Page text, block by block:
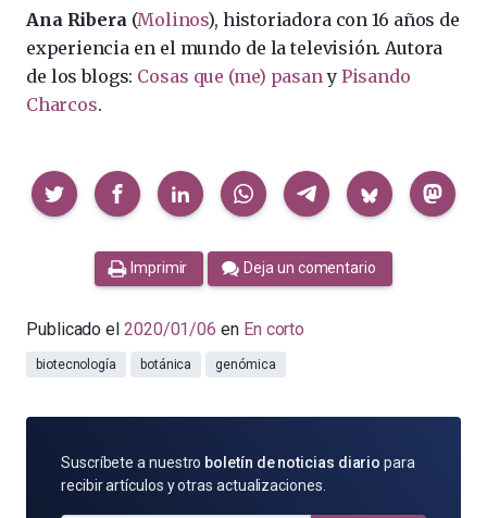
Ana Ribera(Molinos), historiadora con 16 años de
experiencia en el mundo de la televisión. Autora
de los blogs: Cosas que (me) pasany Pisando
Charcos.
Compartir
Imprimir Deja un comentario
Publicado el 2020/01/06 en En corto
biotecnología botánica genómica
SUSCRÍBETE
POR
Suscríbete a nuestro boletín de noticias diario para
recibir artículos y otras actualizaciones.